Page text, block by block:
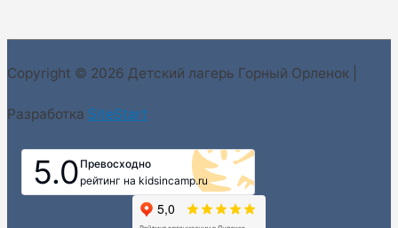
Copyright © 2026 Детский лагерь Горный Орленок
Разработка SiteStart
5.0 Превосходно
рейтинг на kidsincamp.ru